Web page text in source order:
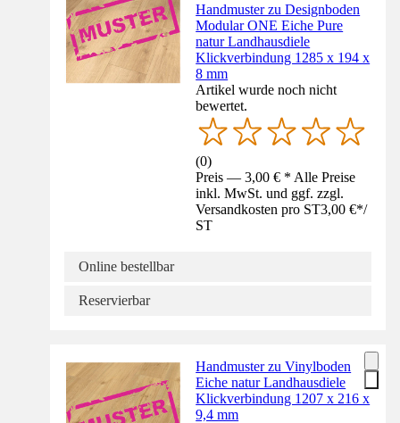
Handmuster zu Designboden
Modular ONE Eiche Pure
natur Landhausdiele
Klickverbindung 1285 x 194 x
8 mm
Artikel wurde noch nicht
bewertet.
(0)
Preis — 3,00 € * Alle Preise
inkl. MwSt. und ggf. zzgl.
Versandkosten pro ST3,00 €*/
ST
Online bestellbar
Reservierbar
Handmuster zu Vinylboden
Eiche natur Landhausdiele
Klickverbindung 1207 x 216 x
9,4 mm